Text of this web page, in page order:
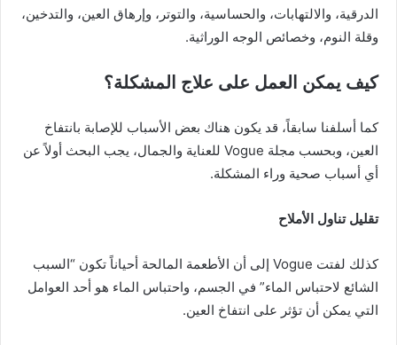
الدرقية، والالتهابات، والحساسية، والتوتر ، وإرهاق العين، والتدخين،
وقلة النوم، وخصائص الوجه الوراثية.
كيف يمكن العمل على علاج المشكلة؟
كما أسلفنا سابقاً، قد يكون هناك بعض الأسباب للإصابة بانتفاخ
العين، وبحسب مجلة Vogue للعناية والجمال، يجب البحث أولاً عن
أي أسباب صحية وراء المشكلة.
تقليل تناول الأملاح
كذلك لفتت Vogue إلى أن الأطعمة المالحة أحياناً تكون “السبب
الشائع لاحتباس الماء” في الجسم، واحتباس الماء هو أحد العوامل
التي يمكن أن تؤثر على انتفاخ العين.